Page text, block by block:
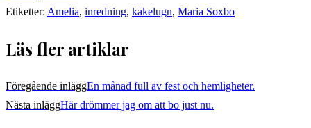
Etiketter: Amelia, inredning, kakelugn, Maria Soxbo
Läs fler artiklar
Föregående inläggEn månad full av fest och hemligheter.
Nästa inläggHär drömmer jag om att bo just nu.